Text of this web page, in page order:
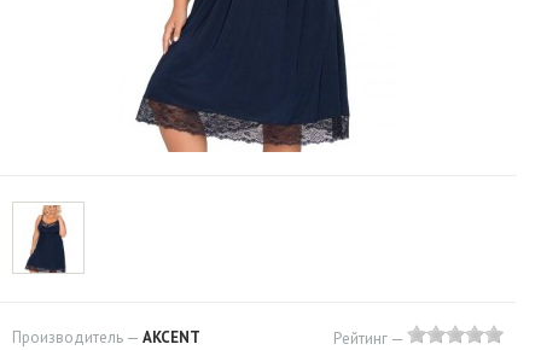
Производитель — AKCENT Рейтинг —